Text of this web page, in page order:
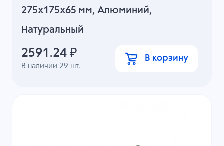
275x175x65 мм, Алюминий,
Натуральный
В наличии 29 шт.
2591.24 ₽ В корзину